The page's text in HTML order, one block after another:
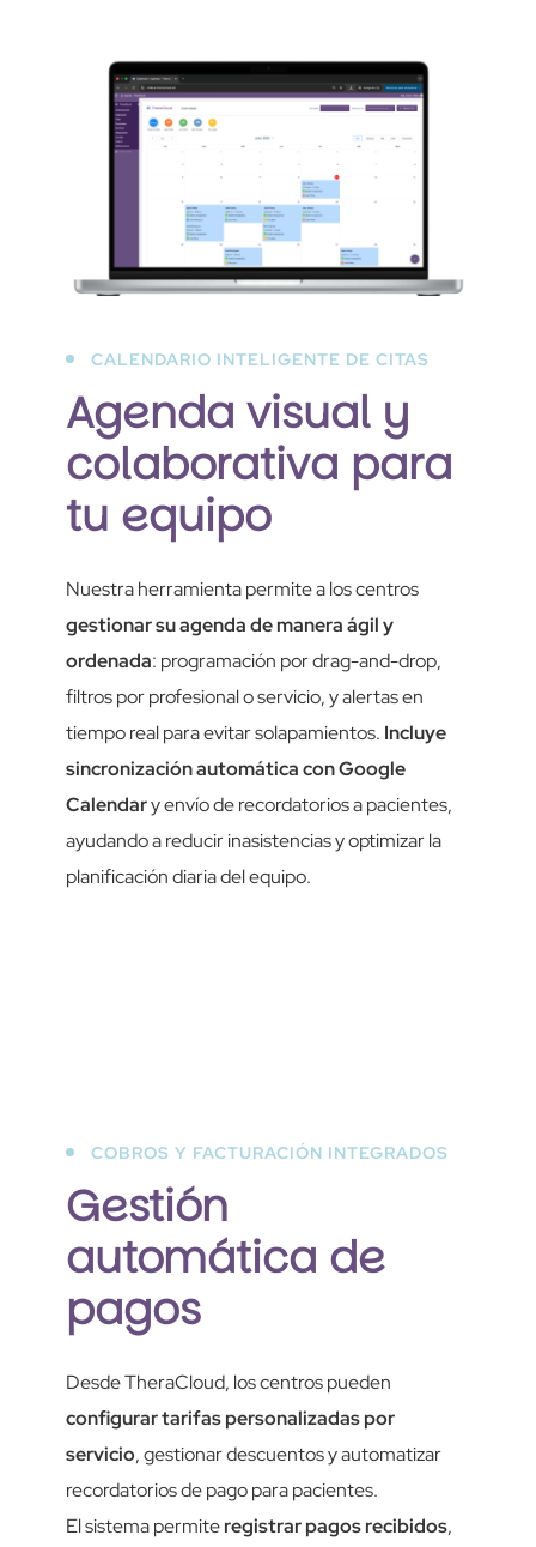
CALENDARIO INTELIGENTE DE CITAS
Agenda visual y
colaborativa para
tu equipo
Nuestra herramienta permite a los centros
gestionar su agenda de manera ágil y
ordenada: programación por drag-and-drop,
filtros por profesional o servicio, y alertas en
tiempo real para evitar solapamientos. Incluye
sincronización automática con Google
Calendary envío de recordatorios a pacientes,
ayudando a reducir inasistencias y optimizar la
planificación diaria del equipo.
COBROS Y FACTURACIÓN INTEGRADOS
Gestión
automática de
pagos
Desde TheraCloud, los centros pueden
configurar tarifas personalizadas por
servicio, gestionar descuentos y automatizar
recordatorios de pago para pacientes.
El sistema permiteregistrar pagos recibidos,